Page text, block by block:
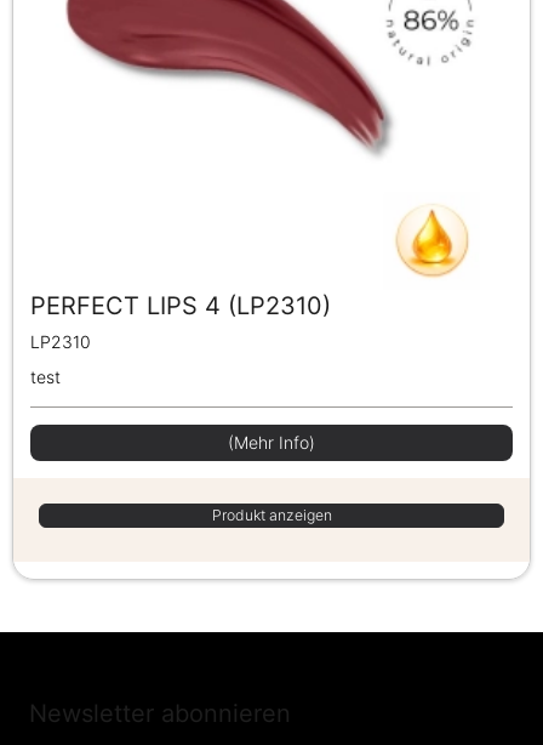
PERFECT LIPS 4 (LP2310)
LP2310
test
(Mehr Info)
Produkt anzeigen
Newsletter abonnieren